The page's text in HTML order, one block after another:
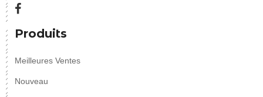
Produits
Meilleures Ventes
Nouveau